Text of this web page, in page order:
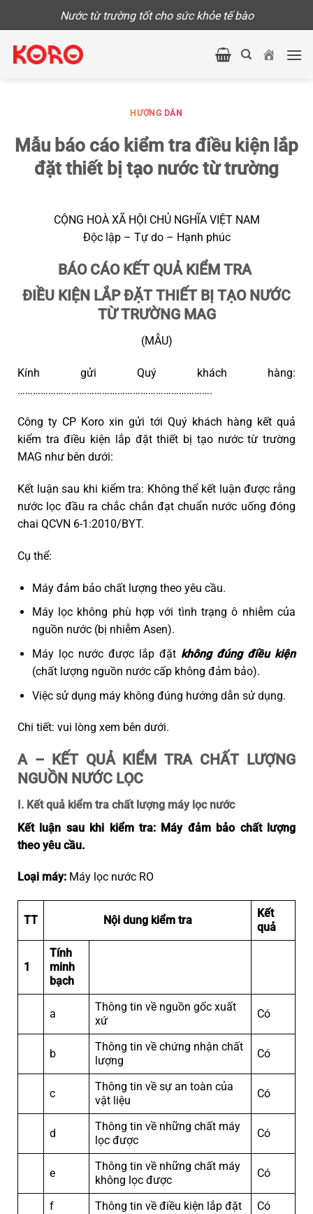
content
Nước từ trường tốt cho sức khỏe tế bào
HƯỚNG DẪN
Mẫu báo cáo kiểm tra điều kiện lắp
đặt thiết bị tạo nước từ trường
CỘNG HOÀ XÃ HỘI CHỦ NGHĨA VIỆT NAM
Độc lập – Tự do – Hạnh phúc
BÁO CÁO KẾT QUẢ KIỂM TRA
ĐIỀU KIỆN LẮP ĐẶT THIẾT BỊ TẠO NƯỚC
TỪ TRƯỜNG MAG
(MẪU)
Kính gửi Quý khách hàng:
………………………………………………………………….
Công ty CP Koro xin gửi tới Quý khách hàng kết quả
kiểm tra điều kiện lắp đặt thiết bị tạo nước từ trường
MAG như bên dưới:
Kết luận sau khi kiểm tra: Không thể kết luận được rằng
nước lọc đầu ra chắc chắn đạt chuẩn nước uống đóng
chai QCVN 6-1:2010/BYT.
Cụ thể:
Máy đảm bảo chất lượng theo yêu cầu.
Máy lọc không phù hợp với tình trạng ô nhiễm của
nguồn nước (bị nhiễm Asen).
Máy lọc nước được lắp đặt không đúng điều kiện
(chất lượng nguồn nước cấp không đảm bảo).
Việc sử dụng máy không đúng hướng dẫn sử dụng.
Chi tiết: vui lòng xem bên dưới.
A – KẾT QUẢ KIỂM TRA CHẤT LƯỢNG
NGUỒN NƯỚC LỌC
I. Kết quả kiểm tra chất lượng máy lọc nước
Kết luận sau khi kiểm tra: Máy đảm bảo chất lượng
theo yêu cầu.
Loại máy: Máy lọc nước RO
TT Nội dung kiểm tra
Kết
quả
1
Tính
minh
bạch
a
Thông tin về nguồn gốc xuất
xứ
Có
b
Thông tin về chứng nhận chất
lượng
Có
c
Thông tin về sự an toàn của
vật liệu
Có
d
Thông tin về những chất máy
lọc được
Có
e
Thông tin về những chất máy
không lọc được
Có
f Thông tin về điều kiện lắp đặt Có